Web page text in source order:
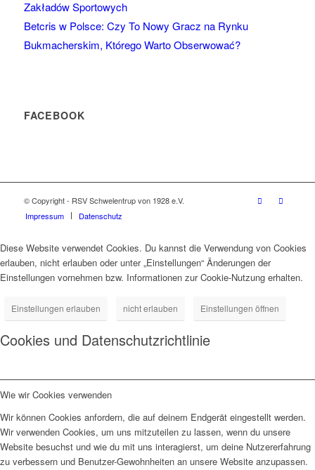
Zakładów Sportowych
Betcris w Polsce: Czy To Nowy Gracz na Rynku
Bukmacherskim, Którego Warto Obserwować?
FACEBOOK
© Copyright - RSV Schwelentrup von 1928 e.V.
Impressum
Datenschutz
Diese Website verwendet Cookies. Du kannst die Verwendung von Cookies
erlauben, nicht erlauben oder unter „Einstellungen“ Änderungen der
Einstellungen vornehmen bzw. Informationen zur Cookie-Nutzung erhalten.
Einstellungen erlauben nicht erlauben Einstellungen öffnen
Cookies und Datenschutzrichtlinie
Wie wir Cookies verwenden
Wir können Cookies anfordern, die auf deinem Endgerät eingestellt werden.
Wir verwenden Cookies, um uns mitzuteilen zu lassen, wenn du unsere
Website besuchst und wie du mit uns interagierst, um deine Nutzererfahrung
zu verbessern und Benutzer-Gewohnheiten an unsere Website anzupassen.